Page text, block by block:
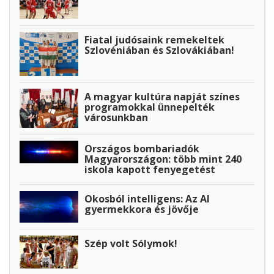
Fiatal judósaink remekeltek
Szlovéniában és Szlovákiában!
A magyar kultúra napját színes
programokkal ünnepelték
városunkban
Országos bombariadók
Magyarországon: több mint 240
iskola kapott fenyegetést
Okosból intelligens: Az AI
gyermekkora és jövője
Szép volt Sólymok!